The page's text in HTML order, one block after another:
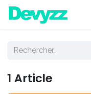
Se rendre au contenu
1 Article